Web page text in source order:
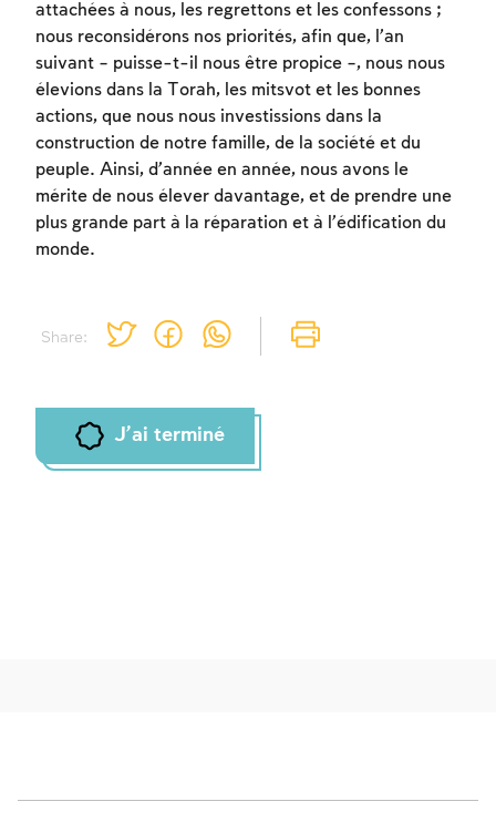
Share:
attachées à nous, les regrettons et les confessons ;
nous reconsidérons nos priorités, afin que, l’an
suivant – puisse-t-il nous être propice –, nous nous
élevions dans la Torah, les mitsvot et les bonnes
actions, que nous nous investissions dans la
construction de notre famille, de la société et du
peuple. Ainsi, d’année en année, nous avons le
mérite de nous élever davantage, et de prendre une
plus grande part à la réparation et à l’édification du
monde.
J'ai terminé